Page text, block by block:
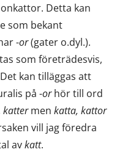
Detta kan
som bekant
-or(gater o.dyl.).
som företrädesvis,
kan tilläggas att
på -orhör till ord
kattermen katta, kattor
vill jag föredra
avkatt.